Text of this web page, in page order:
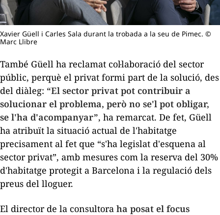
Xavier Güell i Carles Sala durant la trobada a la seu de Pimec. ©
Marc Llibre
També Güell ha reclamat col·laboració del sector
públic, perquè el privat formi part de la solució, des
del diàleg: “El sector privat pot contribuir a
solucionar el problema, però no se'l pot obligar,
se l'ha d'acompanyar”, ha remarcat. De fet, Güell
ha atribuït la situació actual de l'habitatge
precisament al fet que “s'ha legislat d'esquena al
sector privat”, amb mesures com la reserva del 30%
d'habitatge protegit a Barcelona i la regulació dels
preus del lloguer.
El director de la consultora ha posat el focus